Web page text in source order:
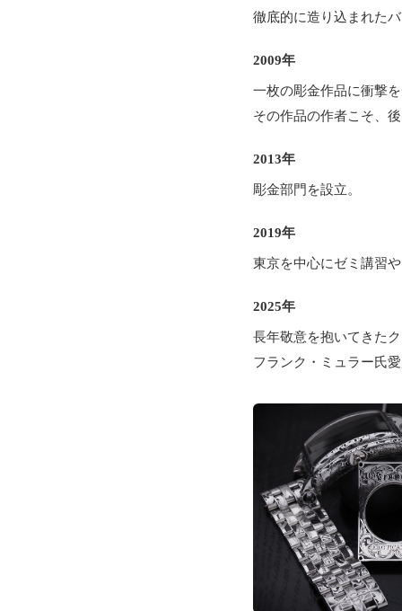
徹底的に造り込まれた
2009年
一枚の彫金作品に衝撃
その作品の作者こそ、
2013年
彫金部門を設立。
2019年
東京を中心にゼミ講習
2025年
長年敬意を抱いてきた
フランク・ミュラー氏